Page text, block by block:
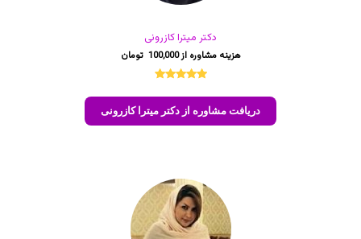
دکتر میترا کازرونی
100,000
5.00
در
دریافت مشاوره از دکتر میترا کازرونی